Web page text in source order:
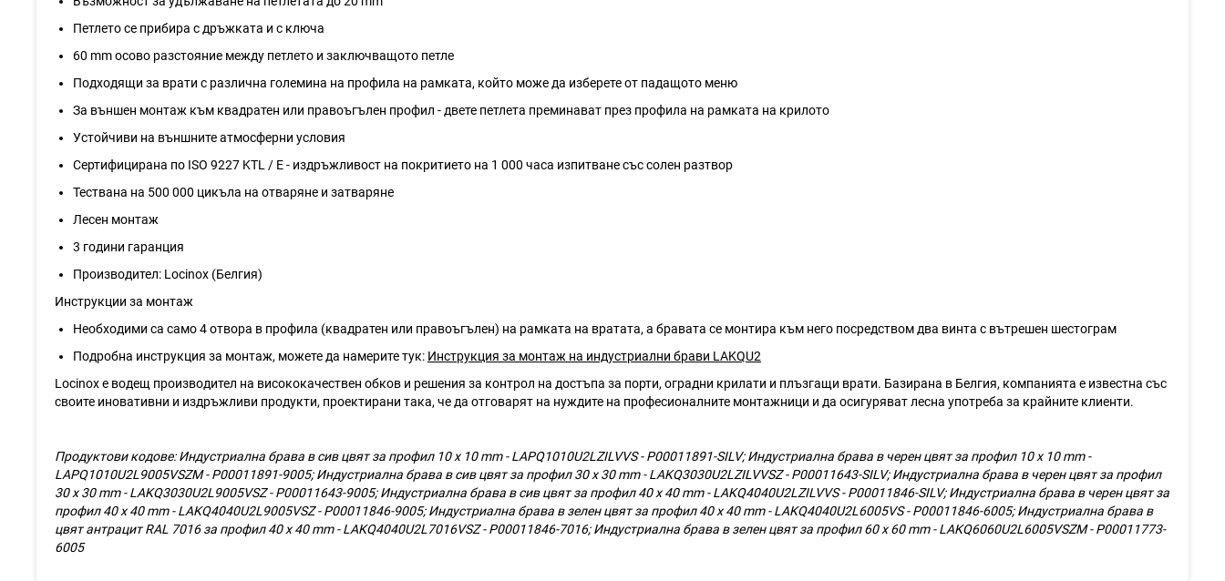
Петлето се прибира с дръжката и с ключа
60 mm осово разстояние между петлето и заключващото петле
Подходящи за врати с различнa големина на профила на рамката, който може да изберете от падащото меню
За външен монтаж към квадратен или правоъгълен профил - двете петлета преминават през профила на рамката на крилото
Устойчиви на външните атмосферни условия
Сертифицирана по ISO 9227 KTL / E - издръжливост на покритието на 1 000 часа изпитване със солен разтвор
Тествана на 500 000 цикъла на отваряне и затваряне
Лесен монтаж
3 години гаранция
Производител: Locinox (Белгия)
Инструкции за монтаж
Необходими са само 4 отвора в профила (квадратен или правоъгълен) на рамката на вратата, а бравата се монтира към него посредством два винта с вътрешен шестограм
Подробна инструкция за монтаж, можете да намерите тук: Инструкция за монтаж на индустриални брави LAKQU2
Locinox е водещ производител на висококачествен обков и решения за контрол на достъпа за порти, оградни крилати и плъзгащи врати. Базирана в Белгия, компанията е известна със
своите иновативни и издръжливи продукти, проектирани така, че да отговарят на нуждите на професионалните монтажници и да осигуряват лесна употреба за крайните клиенти.
Продуктови кодове:Индустриална брава в сив цвят за профил 10 х 10 mm - LAPQ1010U2LZILVVS - P00011891-SILV; Индустриална брава в черен цвят за профил 10 х 10 mm -
LAPQ1010U2L9005VSZM - P00011891-9005; Индустриална брава в сив цвят за профил 30 х 30 mm - LAKQ3030U2LZILVVSZ - P00011643-SILV; Индустриална брава в черен цвят за профил
30 х 30 mm - LAKQ3030U2L9005VSZ - P00011643-9005; Индустриална брава в сив цвят за профил 40 х 40 mm - LAKQ4040U2LZILVVS - P00011846-SILV; Индустриална брава в черен цвят за
профил 40 х 40 mm - LAKQ4040U2L9005VSZ - P00011846-9005; Индустриална брава в зелен цвят за профил 40 х 40 mm - LAKQ4040U2L6005VS - P00011846-6005; Индустриална брава в
цвят антрацит RAL 7016 за профил 40 х 40 mm - LAKQ4040U2L7016VSZ - P00011846-7016; Индустриална брава в зелен цвят за профил 60 х 60 mm - LAKQ6060U2L6005VSZM - P00011773-
6005